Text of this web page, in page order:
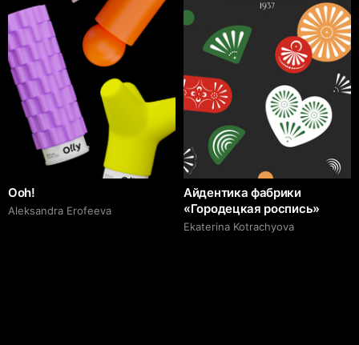
Ooh!
Aleksandra Erofeeva
Айдентика фабрики
«Городецкая роспись»
Ekaterina Kotrachyova